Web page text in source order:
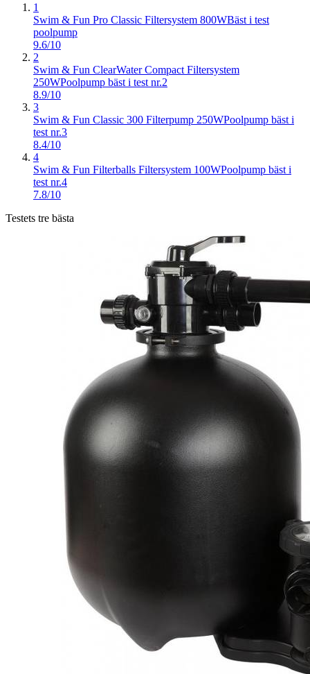
1
Swim & Fun Pro Classic Filtersystem 800WBäst i test
poolpump
9.6/10
2
Swim & Fun ClearWater Compact Filtersystem
250WPoolpump bäst i test nr.2
8.9/10
3
Swim & Fun Classic 300 Filterpump 250WPoolpump bäst i
test nr.3
8.4/10
4
Swim & Fun Filterballs Filtersystem 100WPoolpump bäst i
test nr.4
7.8/10
Testets tre bästa